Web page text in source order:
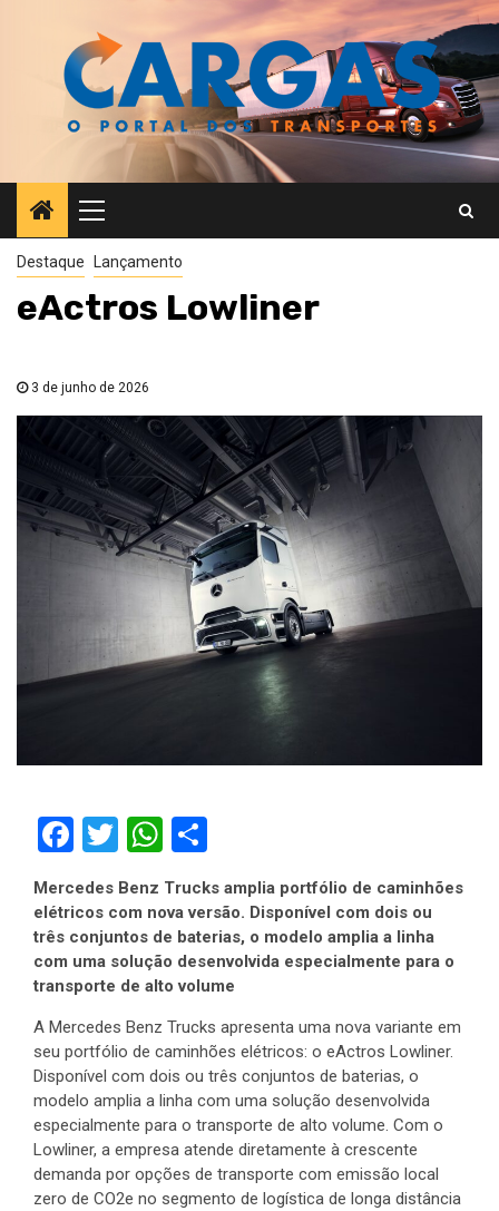
Primary
Menu
Destaque Lançamento
eActros Lowliner
3 de junho de 2026
Facebook
TwitterWhatsApp
Mercedes Benz Trucks amplia portfólio de caminhões
elétricos com nova versão. Disponível com dois ou
três conjuntos de baterias, o modelo amplia a linha
com uma solução desenvolvida especialmente para o
transporte de alto volume
A Mercedes Benz Trucks apresenta uma nova variante em
seu portfólio de caminhões elétricos: o eActros Lowliner.
Disponível com dois ou três conjuntos de baterias, o
modelo amplia a linha com uma solução desenvolvida
especialmente para o transporte de alto volume. Com o
Lowliner, a empresa atende diretamente à crescente
demanda por opções de transporte com emissão local
zero de CO2e no segmento de logística de longa distância